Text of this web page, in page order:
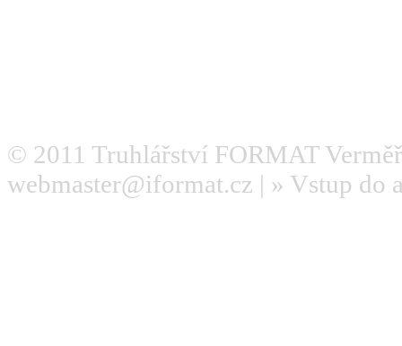
© 2011 Truhlářství FORMAT
webmaster@iformat.cz | » Vstup do